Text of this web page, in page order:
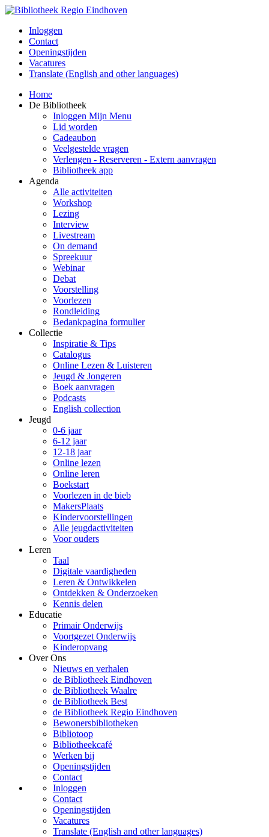
Inloggen
Contact
Openingstijden
Vacatures
Translate (English and other languages)
Home
De Bibliotheek
Inloggen Mijn Menu
Lid worden
Cadeaubon
Veelgestelde vragen
Verlengen - Reserveren - Extern aanvragen
Bibliotheek app
Agenda
Alle activiteiten
Workshop
Lezing
Interview
Livestream
On demand
Spreekuur
Webinar
Debat
Voorstelling
Voorlezen
Rondleiding
Bedankpagina formulier
Collectie
Inspiratie & Tips
Catalogus
Online Lezen & Luisteren
Jeugd & Jongeren
Boek aanvragen
Podcasts
English collection
Jeugd
0-6 jaar
6-12 jaar
12-18 jaar
Online lezen
Online leren
Boekstart
Voorlezen in de bieb
MakersPlaats
Kindervoorstellingen
Alle jeugdactiviteiten
Voor ouders
Leren
Taal
Digitale vaardigheden
Leren & Ontwikkelen
Ontdekken & Onderzoeken
Kennis delen
Educatie
Primair Onderwijs
Voortgezet Onderwijs
Kinderopvang
Over Ons
Nieuws en verhalen
de Bibliotheek Eindhoven
de Bibliotheek Waalre
de Bibliotheek Best
de Bibliotheek Regio Eindhoven
Bewonersbibliotheken
Bibliotoop
Bibliotheekcafé
Werken bij
Openingstijden
Contact
Inloggen
Contact
Openingstijden
Vacatures
Translate (English and other languages)